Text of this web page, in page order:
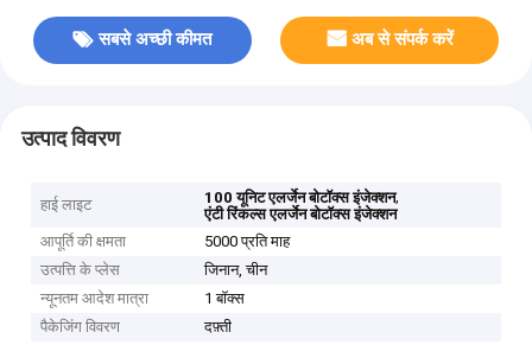
सबसे अच्छी कीमत अब से संपर्क करें
उत्पाद विवरण
हाई लाइट 100 यूनिट एलर्जेन बोटॉक्स इंजेक्शन,
एंटी रिंकल्स एलर्जेन बोटॉक्स इंजेक्शन
आपूर्ति की क्षमता
5000 प्रति माह
उत्पत्ति के प्लेस
जिनान, चीन
न्यूनतम आदेश मात्रा
1 बॉक्स
पैकेजिंग विवरण
दफ़्ती